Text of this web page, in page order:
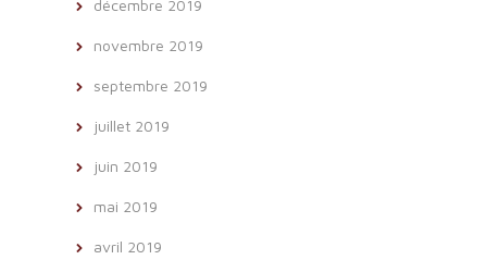
décembre 2019
novembre 2019
septembre 2019
juillet 2019
juin 2019
mai 2019
avril 2019